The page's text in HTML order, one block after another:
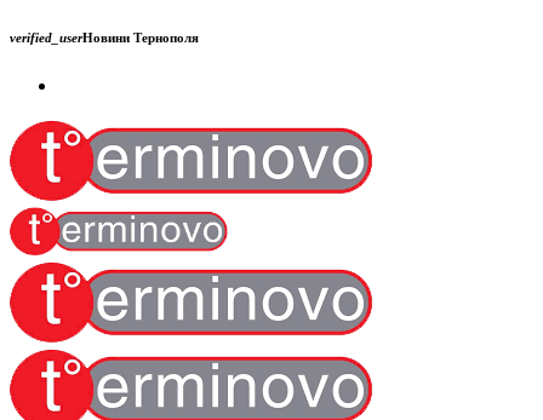
verified_userНовини Тернополя